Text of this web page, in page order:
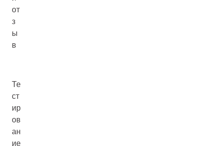
от
з
ы
в
Те
ст
ир
ов
ан
ие